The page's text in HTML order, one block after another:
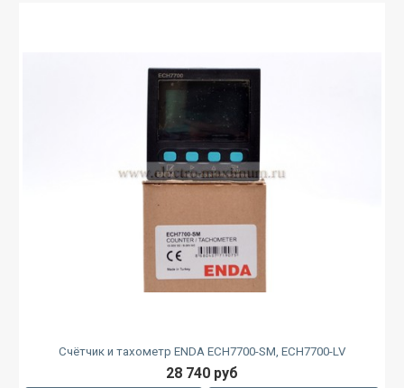
Счётчик и тахометр ENDA ECH7700-SM, ECH7700-LV
28 740 руб